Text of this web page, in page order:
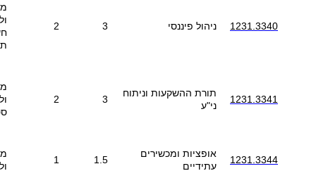
1231.3340 ניהול פיננסי 3
2
1231.3341
תורת ההשקעות וניתוח
ני"ע
3
2
1231.3344
אופציות ומכשירים
עתידיים
1.5
1